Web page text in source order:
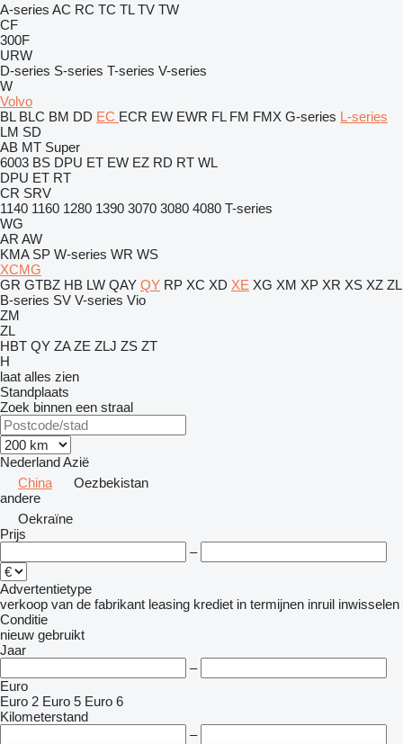
A-series AC RC TC TL TV TW
CF
300F
URW
D-series S-series T-series V-series
W
Volvo
BL BLC BM DD EC ECR EW EWR FL FM FMX G-series L-series
LM SD
AB MT Super
6003 BS DPU ET EW EZ RD RT WL
DPU ET RT
CR SRV
1140 1160 1280 1390 3070 3080 4080 T-series
WG
AR AW
KMA SP W-series WR WS
XCMG
GR GTBZ HB LW QAY QY RP XC XD XE XG XM XP XR XS XZ ZL
B-series SV V-series Vio
ZM
ZL
HBT QY ZA ZE ZLJ ZS ZT
H
laat alles zien
Standplaats
Zoek binnen een straal
NederlandAzië
China
Oezbekistan
andere
Oekraïne
Prijs
–
Advertentietype
verkoop van de fabrikant leasing krediet in termijnen inruil inwisselen
Conditie
nieuw gebruikt
Jaar
–
Euro
Euro 2 Euro 5 Euro 6
Kilometerstand
–